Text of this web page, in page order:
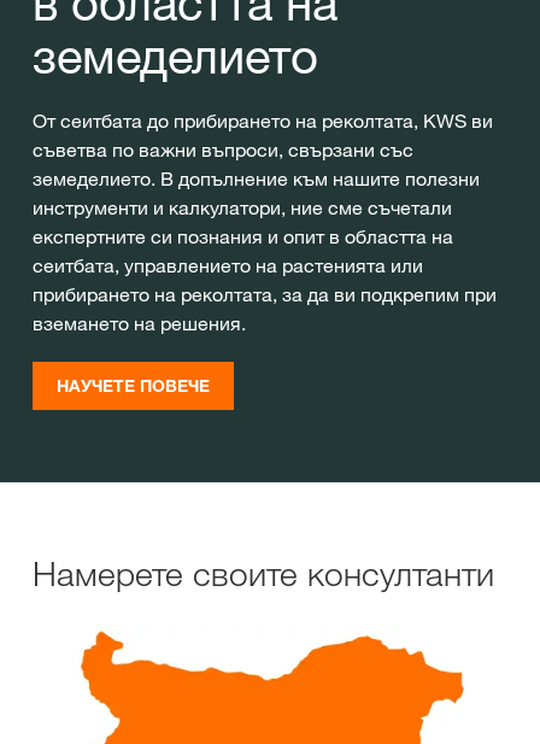
земеделието
От сеитбата до прибирането на реколтата, KWS ви
съветва по важни въпроси, свързани със
земеделието. В допълнение към нашите полезни
инструменти и калкулатори, ние сме съчетали
експертните си познания и опит в областта на
сеитбата, управлението на растенията или
прибирането на реколтата, за да ви подкрепим при
вземането на решения.
НАУЧЕТЕ ПОВЕЧЕ
Намерете своите консултанти